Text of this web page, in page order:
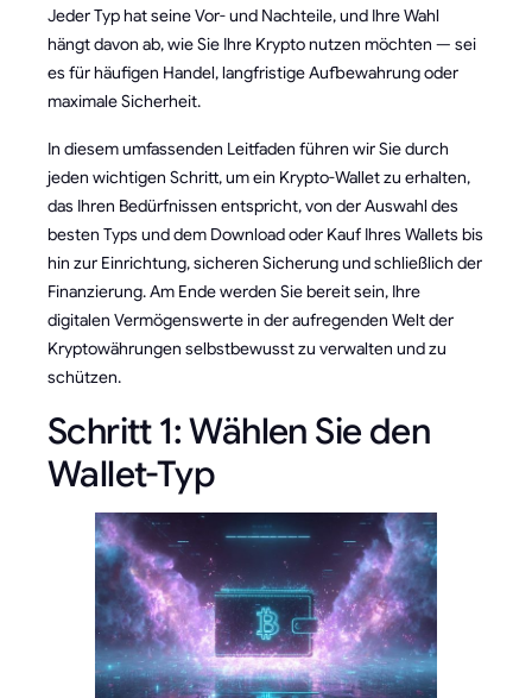
Jeder Typ hat seine Vor- und Nachteile, und Ihre Wahl
hängt davon ab, wie Sie Ihre Krypto nutzen möchten — sei
es für häufigen Handel, langfristige Aufbewahrung oder
maximale Sicherheit.
In diesem umfassenden Leitfaden führen wir Sie durch
jeden wichtigen Schritt, um ein Krypto-Wallet zu erhalten,
das Ihren Bedürfnissen entspricht, von der Auswahl des
besten Typs und dem Download oder Kauf Ihres Wallets bis
hin zur Einrichtung, sicheren Sicherung und schließlich der
Finanzierung. Am Ende werden Sie bereit sein, Ihre
digitalen Vermögenswerte in der aufregenden Welt der
Kryptowährungen selbstbewusst zu verwalten und zu
schützen.
Schritt 1: Wählen Sie den
Wallet-Typ